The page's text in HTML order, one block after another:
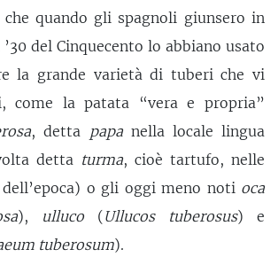
che quando gli spagnoli giunsero in
del Cinquecento lo abbiano usato
la grande varietà di tuberi che vi
come la patata “vera e propria”
, detta papanella locale lingua
detta turma, cioè tartufo, nelle
o gli oggi meno noti oca
), ulluco (Ullucos tuberosus) e
tuberosum).